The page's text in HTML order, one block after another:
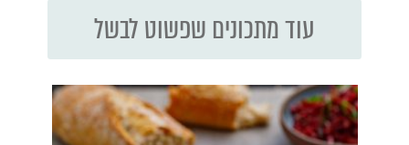
עוד מתכונים שפשוט לבשל